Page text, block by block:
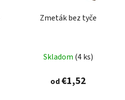
Zmeták bez tyče
Skladom (4 ks)
od€1,52